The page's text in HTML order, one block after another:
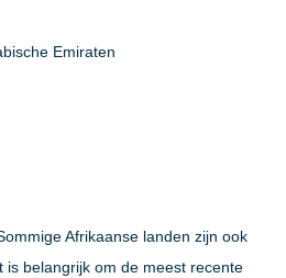
Emiraten
Afrikaanse landen zijn ook
is belangrijk om de meest recente